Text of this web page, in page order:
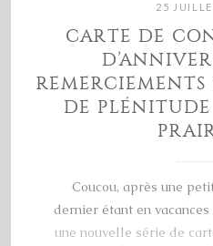
25
CARTE DE
DE
Coucou, après une
dernier étant en
une nouvelle série de